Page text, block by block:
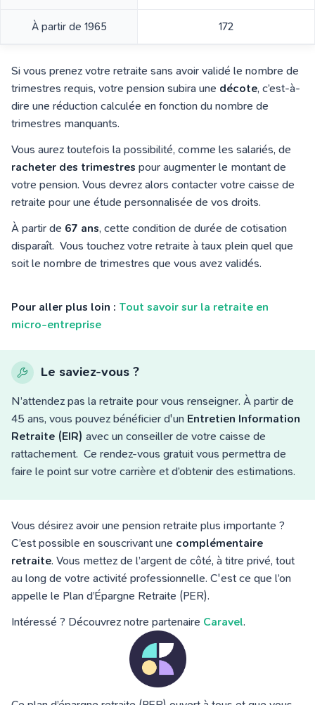
À partir de 1965 172
Si vous prenez votre retraite sans avoir validé le nombre de
trimestres requis, votre pension subira une décote, c’est-à-
dire une réduction calculée en fonction du nombre de
trimestres manquants.
Vous aurez toutefois la possibilité, comme les salariés, de
racheter des trimestres pour augmenter le montant de
votre pension. Vous devrez alors contacter votre caisse de
retraite pour une étude personnalisée de vos droits.
À partir de 67 ans, cette condition de durée de cotisation
disparaît. Vous touchez votre retraite à taux plein quel que
soit le nombre de trimestres que vous avez validés.
Pour aller plus loin : Tout savoir sur la retraite en
micro-entreprise
Le saviez-vous ?
N’attendez pas la retraite pour vous renseigner. À partir de
45 ans, vous pouvez bénéficier d'un Entretien Information
Retraite (EIR) avec un conseiller de votre caisse de
rattachement. Ce rendez-vous gratuit vous permettra de
faire le point sur votre carrière et d’obtenir des estimations.
Vous désirez avoir une pension retraite plus importante ?
C’est possible en souscrivant une complémentaire
retraite. Vous mettez de l’argent de côté, à titre privé, tout
au long de votre activité professionnelle. C'est ce que l’on
appelle le Plan d’Épargne Retraite (PER).
Intéressé ? Découvrez notre partenaire Caravel.